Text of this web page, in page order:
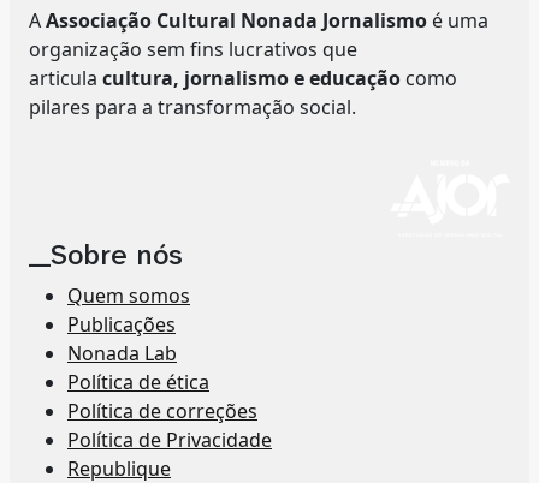
AAssociação Cultural Nonada Jornalismo é uma
organização sem fins lucrativos que
articula cultura, jornalismo e educação como
pilares para a transformação social.
__Sobre nós
Quem somos
Publicações
Nonada Lab
Política de ética
Política de correções
Política de Privacidade
Republique